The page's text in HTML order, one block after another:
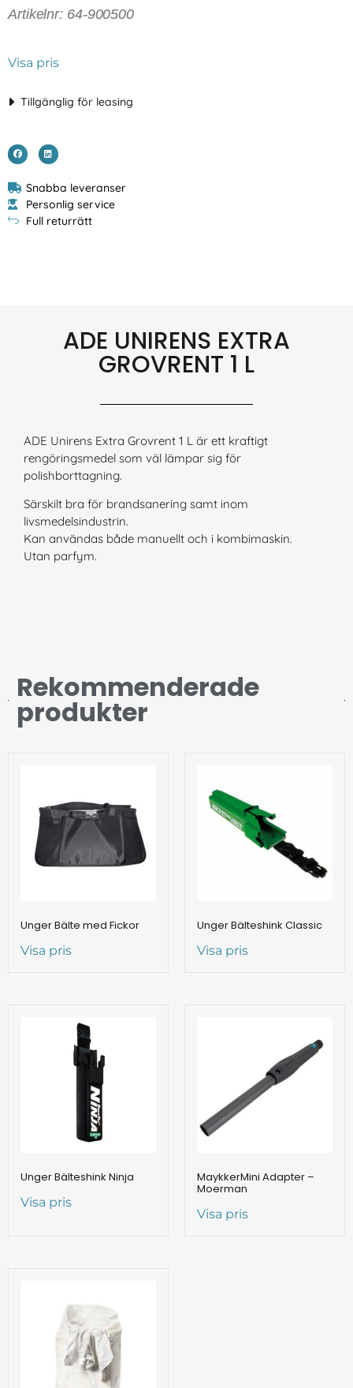
Artikelnr: 64-900500
Visa pris
Tillgänglig för leasing
Snabba leveranser
Personlig service
Full returrätt
ADE UNIRENS EXTRA
GROVRENT 1 L
ADE Unirens Extra Grovrent 1 L är ett kraftigt
rengöringsmedel som väl lämpar sig för
polishborttagning.
Särskilt bra för brandsanering samt inom
livsmedelsindustrin.
Kan användas både manuellt och i kombimaskin.
Utan parfym.
Rekommenderade
produkter
Unger Bälte med Fickor
Visa pris
Unger Bälteshink Classic
Visa pris
Unger Bälteshink Ninja
Visa pris
MaykkerMini Adapter –
Moerman
Visa pris